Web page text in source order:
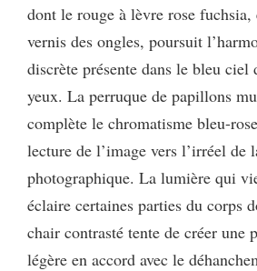
dont le rouge à lèvre rose fuchsia,
vernis des ongles, poursuit
discrète présente dans le bleu ciel
yeux. La perruque de papillons
complète le chromatisme bleu-
lecture de l’image vers l’irréel de
photographique. La lumière qui
éclaire certaines parties du corps
chair contrasté tente de créer une
légère en accord avec le